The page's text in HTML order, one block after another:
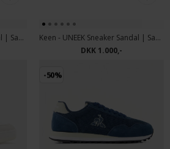
Keen - UNEEK Sneaker Sandal | Sandaler Natural Canvas Birch
Keen - UNEEK Sneaker Sandal | Sandaler Black Black
DKK 1.000,-
-50%